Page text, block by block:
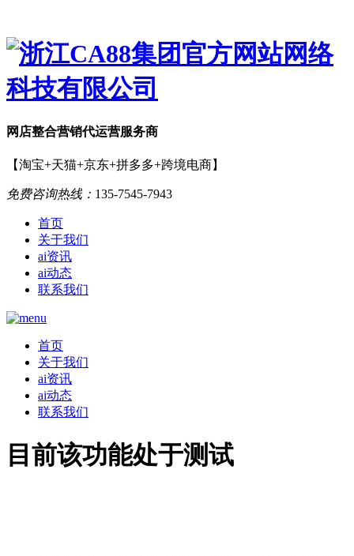
网店整合营销代运营服务商
【淘宝+天猫+京东+拼多多+跨境电商】
免费咨询热线： 135-7545-7943
首页
关于我们
ai资讯
ai动态
联系我们
首页
关于我们
ai资讯
ai动态
联系我们
目前该功能处于测试